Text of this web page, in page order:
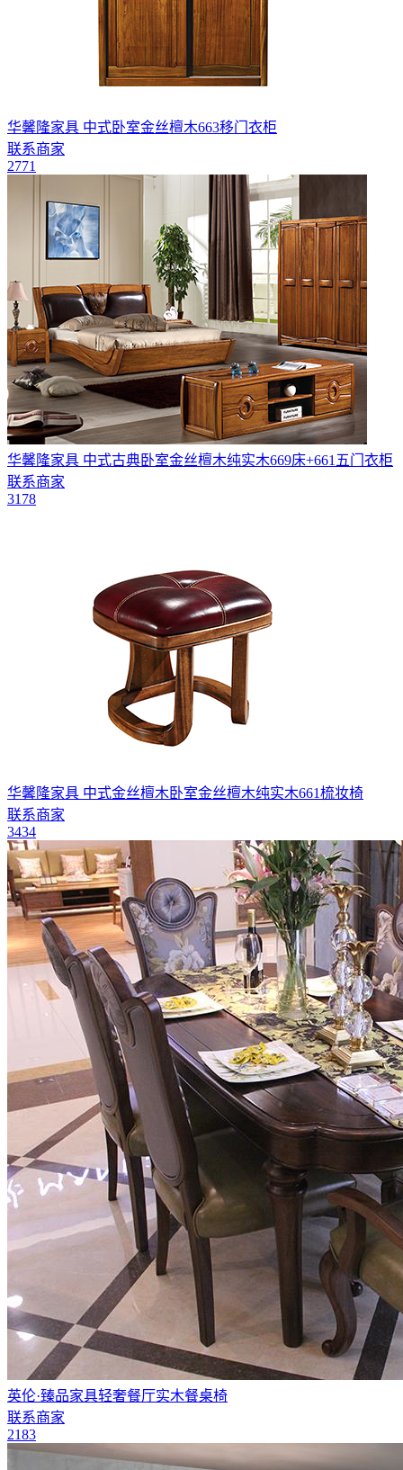
华馨隆家具 中式卧室金丝檀木663移门衣柜
联系商家
2771
华馨隆家具 中式古典卧室金丝檀木纯实木669床+661五门衣柜
联系商家
3178
华馨隆家具 中式金丝檀木卧室金丝檀木纯实木661梳妆椅
联系商家
3434
英伦·臻品家具轻奢餐厅实木餐桌椅
联系商家
2183